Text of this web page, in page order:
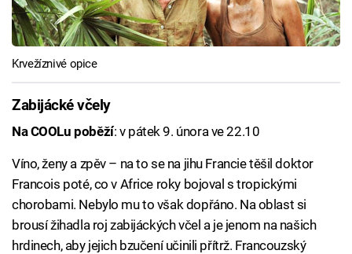
Krvežíznivé opice
Zabijácké včely
Na COOLu poběží: v pátek 9. února ve 22.10
Víno, ženy a zpěv – na to se na jihu Francie těšil doktor
Francois poté, co v Africe roky bojoval s tropickými
chorobami. Nebylo mu to však dopřáno. Na oblast si
brousí žihadla roj zabijáckých včel a je jenom na našich
hrdinech, aby jejich bzučení učinili přítrž. Francouzský